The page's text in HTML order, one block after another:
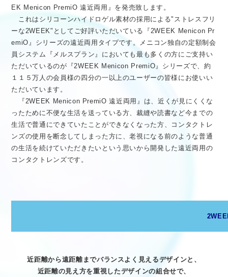
EK Menicon PremiO 遠近両用』を発売致します。
これはシリコーンハイドロゲル素材の採用による"ストレスフリ
ーな2WEEK"としてご好評いただいている『2WEEK Menicon Pr
emiO』シリーズの遠近両用タイプです。メニコン独自の定額制会
員システム『メルスプラン』においても最も多くの方にご支持い
ただいているのが『2WEEK Menicon PremiO』シリーズで、約
１１５万人の会員様の四分の一以上のユーザーの皆様にお使いい
ただいています。
『2WEEK Menicon PremiO 遠近両用』は、近くが見にくくな
ったために不便な生活を送っている方、裁縫や読書など今までの
生活で普通にできていたことができなくなった方、コンタクトレ
ンズの使用を断念してしまった方に、老視になる前のような普通
の生活を続けていただきたいという思いから開発した遠近両用の
コンタクトレンズです。
近距離から遠距離までバランスよく見えるデザインと、
近距離の見え方を重視したデザインの組合せで、